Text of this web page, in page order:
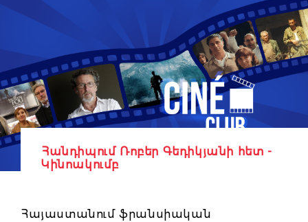
Հանդիպում Ռոբեր Գեդիկյանի հետ -
Կինոակումբ
Հայաստանում ֆրանսիական